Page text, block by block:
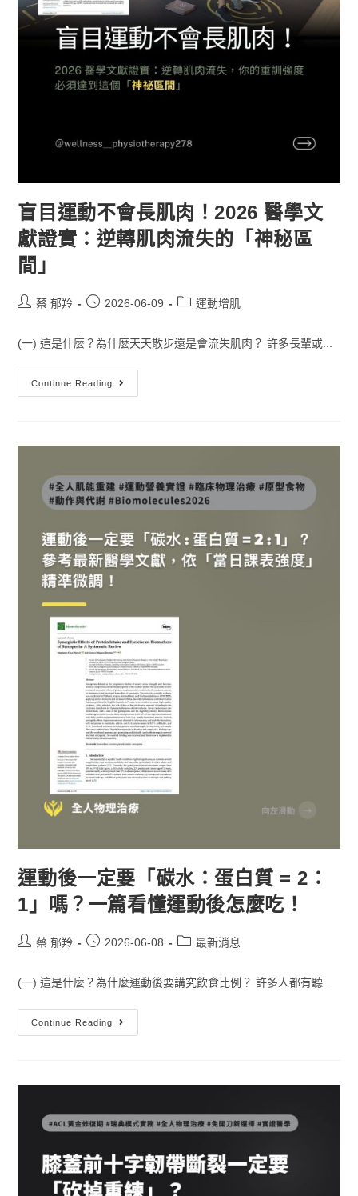
盲目運動不會長肌肉！2026 醫學文
獻證實：逆轉肌肉流失的「神秘區
間」
蔡 郁羚 2026-06-09 運動增肌
(一) 這是什麼？為什麼天天散步還是會流失肌肉？ 許多長輩或...
Continue Reading
運動後一定要「碳水：蛋白質 = 2：
1」嗎？一篇看懂運動後怎麼吃！
蔡 郁羚 2026-06-08 最新消息
(一) 這是什麼？為什麼運動後要講究飲食比例？ 許多人都有聽...
Continue Reading